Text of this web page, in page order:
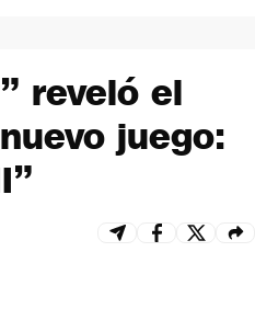
reveló el
juego: